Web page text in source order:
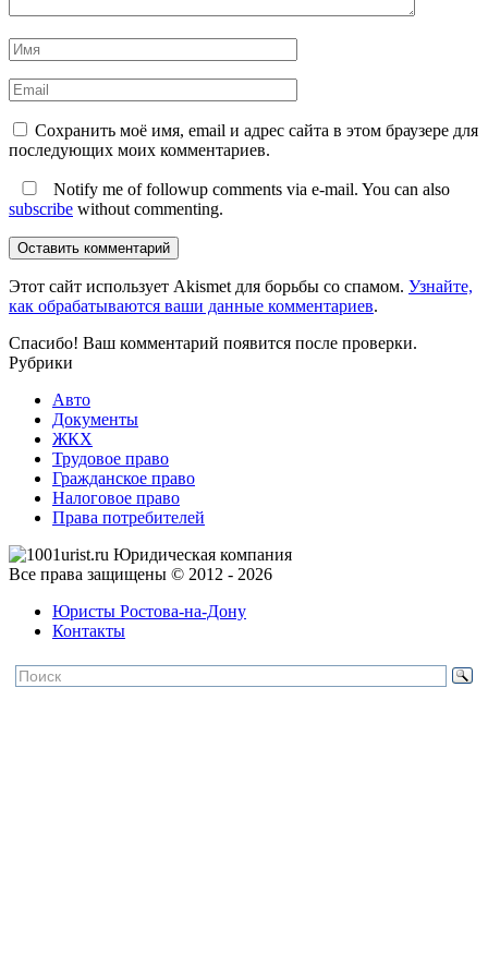
Сохранить моё имя, email и адрес сайта в этом браузере для
последующих моих комментариев.
Notify me of followup comments via e-mail. You can also
subscribe without commenting.
Оставить комментарий
Этот сайт использует Akismet для борьбы со спамом. Узнайте,
как обрабатываются ваши данные комментариев.
Спасибо! Ваш комментарий появится после проверки.
Рубрики
Авто
Документы
ЖКХ
Трудовое право
Гражданское право
Налоговое право
Права потребителей
Все права защищены © 2012 - 2026
Юристы Ростова-на-Дону
Контакты